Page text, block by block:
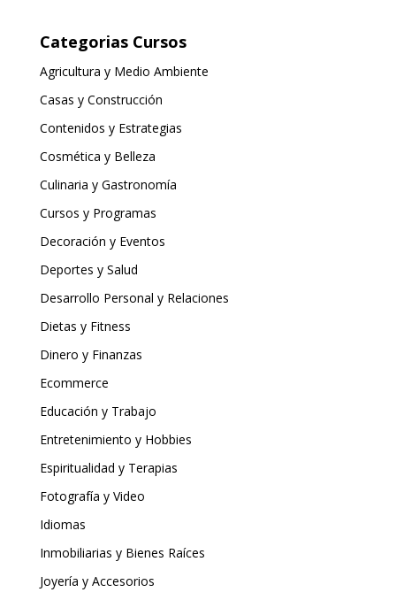
Categorias Cursos
Agricultura y Medio Ambiente
Casas y Construcción
Contenidos y Estrategias
Cosmética y Belleza
Culinaria y Gastronomía
Cursos y Programas
Decoración y Eventos
Deportes y Salud
Desarrollo Personal y Relaciones
Dietas y Fitness
Dinero y Finanzas
Ecommerce
Educación y Trabajo
Entretenimiento y Hobbies
Espiritualidad y Terapias
Fotografía y Video
Idiomas
Inmobiliarias y Bienes Raíces
Joyería y Accesorios